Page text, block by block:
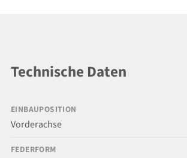
Technische Daten
EINBAUPOSITION
Vorderachse
FEDERFORM